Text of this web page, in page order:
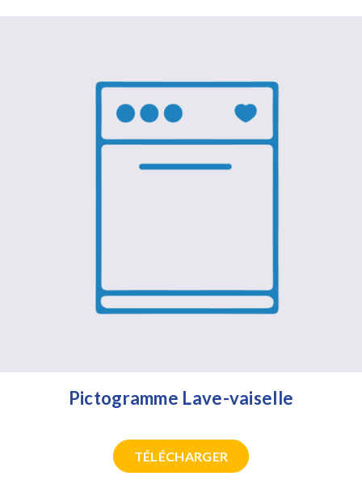
Pictogramme Lave-vaiselle
TÉLÉCHARGER